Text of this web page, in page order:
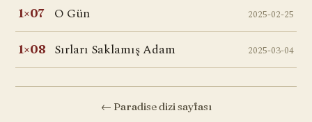
1×07 O Gün 2025-02-25
1×08 Sırları Saklamış Adam 2025-03-04
← Paradise dizi sayfası